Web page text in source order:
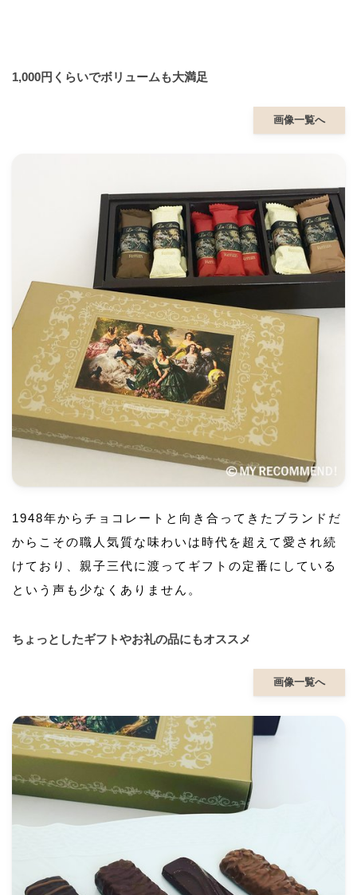
1,000円くらいでボリュームも大満足
画像一覧へ
1948年からチョコレートと向き合ってきたブランドだ
からこその職人気質な味わいは時代を超えて愛され続
けており、親子三代に渡ってギフトの定番にしている
という声も少なくありません。
ちょっとしたギフトやお礼の品にもオススメ
画像一覧へ